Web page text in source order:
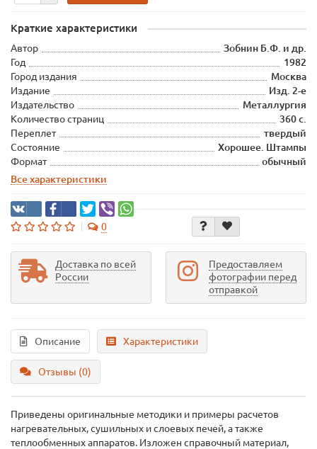
Краткие характеристики
Автор
Зобнин Б.Ф. и др.
Год
1982
Город издания
Москва
Издание
Изд. 2-е
Издательство
Металлургия
Количество страниц
360 с.
Переплет
твердый
Состояние
Хорошее. Штампы
Формат
обычный
Все характеристики
0
Доставка по всей
России
Предоставляем
фотографии перед
отправкой
Описание Характеристики
Отзывы (0)
Приведены оригинальные методики и примеры расчетов
нагревательных, сушильных и слоевых печей, а также
теплообменных аппаратов. Изложен справочный материал,